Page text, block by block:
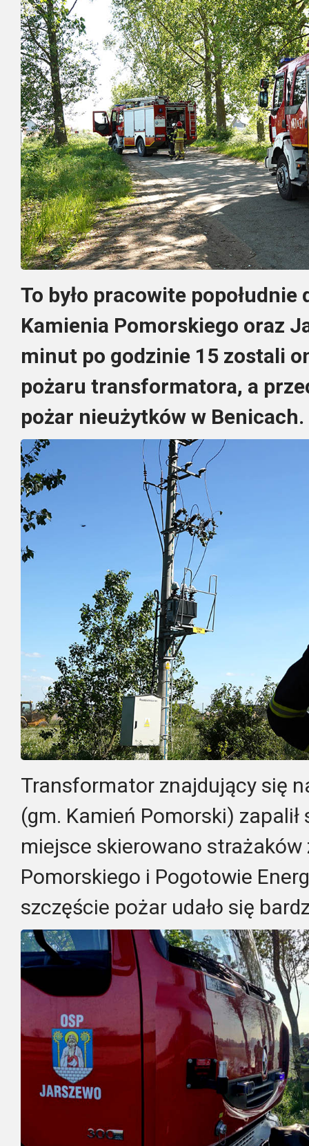
To było pracowite popołudnie
Kamienia Pomorskiego oraz
minut po godzinie 15 zostali
pożaru transformatora, a
pożar nieużytków w Benicach.
Transformator znajdujący się
(gm. Kamień Pomorski) zapalił
miejsce skierowano strażaków
Pomorskiego i Pogotowie
szczęście pożar udało się